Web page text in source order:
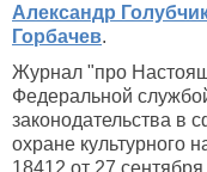
Александр
Горбачев.
Журнал "про
Федеральной
законодательства в
охране культурного
18412 от 27 сентября